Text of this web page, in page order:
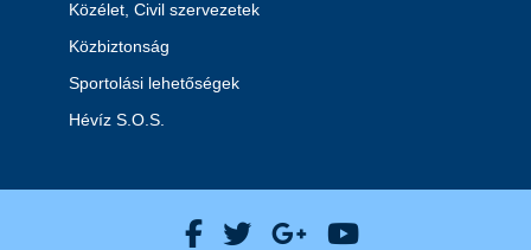
Közélet, Civil szervezetek
Közbiztonság
Sportolási lehetőségek
Hévíz S.O.S.
Hévíz Város Facebook
Hévíz Város X
Hévíz Város
Hévíz Város